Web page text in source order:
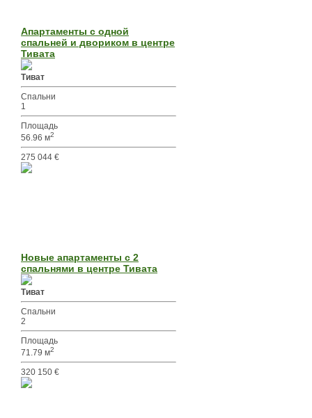
Апартаменты с одной
спальней и двориком в центре
Тивата
Тиват
Спальни
1
Площадь
56.96 м2
275 044 €
Новые апартаменты с 2
спальнями в центре Тивата
Тиват
Спальни
2
Площадь
71.79 м2
320 150 €